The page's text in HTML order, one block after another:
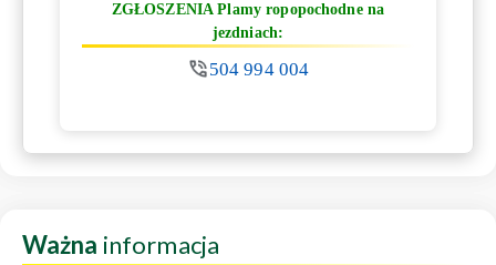
ZGŁOSZENIA Plamy ropopochodne na
jezdniach:
504 994 004
Ważna informacja